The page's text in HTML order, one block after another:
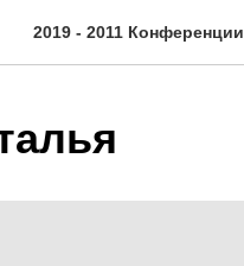
2019 - 2011 Конференции